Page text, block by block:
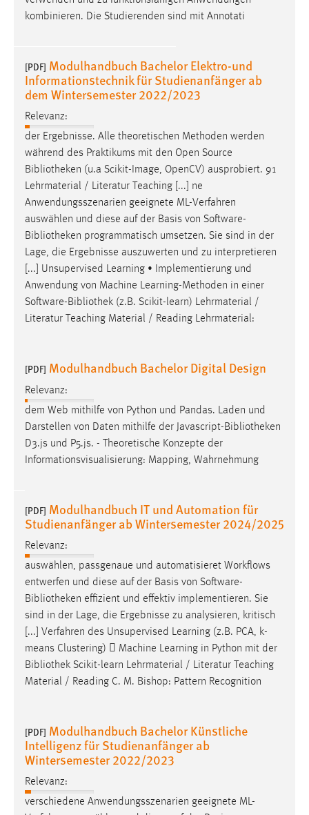
kombinieren. Die Studierenden sind mit Annotati
[PDF] Modulhandbuch Bachelor Elektro-und
Informationstechnik für Studienanfänger ab
dem Wintersemester 2022/2023
Relevanz:
der Ergebnisse. Alle theoretischen Methoden werden
während des Praktikums mit den Open Source
Bibliotheken (u.a Scikit-Image, OpenCV) ausprobiert. 91
Lehrmaterial / Literatur Teaching [...] ne
Anwendungsszenarien geeignete ML-Verfahren
auswählen und diese auf der Basis von Software-
Bibliotheken programmatisch umsetzen. Sie sind in der
Lage, die Ergebnisse auszuwerten und zu interpretieren
[...] Unsupervised Learning • Implementierung und
Anwendung von Machine Learning-Methoden in einer
Software-Bibliothek (z.B. Scikit-learn) Lehrmaterial /
Literatur Teaching Material / Reading Lehrmaterial:
[PDF] Modulhandbuch Bachelor Digital Design
Relevanz:
dem Web mithilfe von Python und Pandas. Laden und
Darstellen von Daten mithilfe der Javascript-Bibliotheken
D3.js und P5.js. - Theoretische Konzepte der
Informationsvisualisierung: Mapping, Wahrnehmung
[PDF] Modulhandbuch IT und Automation für
Studienanfänger ab Wintersemester 2024/2025
Relevanz:
auswählen, passgenaue und automatisieret Workflows
entwerfen und diese auf der Basis von Software-
Bibliotheken effizient und effektiv implementieren. Sie
sind in der Lage, die Ergebnisse zu analysieren, kritisch
[...] Verfahren des Unsupervised Learning (z.B. PCA, k-
means Clustering)  Machine Learning in Python mit der
Bibliothek Scikit-learn Lehrmaterial / Literatur Teaching
Material / Reading C. M. Bishop: Pattern Recognition
[PDF] Modulhandbuch Bachelor Künstliche
Intelligenz für Studienanfänger ab
Wintersemester 2022/2023
Relevanz:
verschiedene Anwendungsszenarien geeignete ML-